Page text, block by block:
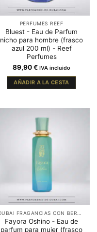
PERFUMES REEF
Bluest - Eau de Parfum
nicho para hombre (frasco
azul 200 ml) - Reef
Perfumes
89,90€ IVA incluido
AÑADIR A LA CESTA
DUBAI FRAGANCIAS CON BERGAMOTA
Fayora Oshino - Eau de
parfum para mujer (frasco